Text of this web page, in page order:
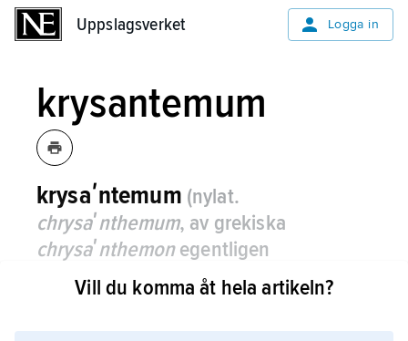
Uppslagsverket Logga in
krysantemum
krysaʹntemum (nylat.
chrysaʹnthemum, av grekiska
chrysaʹnthemonegentligen
’guldblomma’, av
chrysoʹs
’guld’ och
aʹnthemon ’blomma’) ,Dendraʹn­
Vill du komma åt hela artikeln?